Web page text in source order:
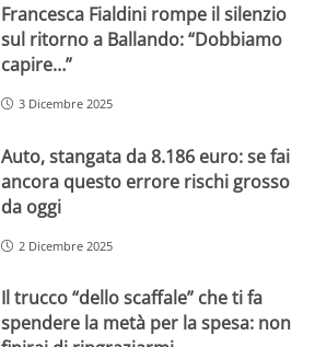
Francesca Fialdini rompe il silenzio
sul ritorno a Ballando: “Dobbiamo
capire…”
3 Dicembre 2025
Auto, stangata da 8.186 euro: se fai
ancora questo errore rischi grosso
da oggi
2 Dicembre 2025
Il trucco “dello scaffale” che ti fa
spendere la metà per la spesa: non